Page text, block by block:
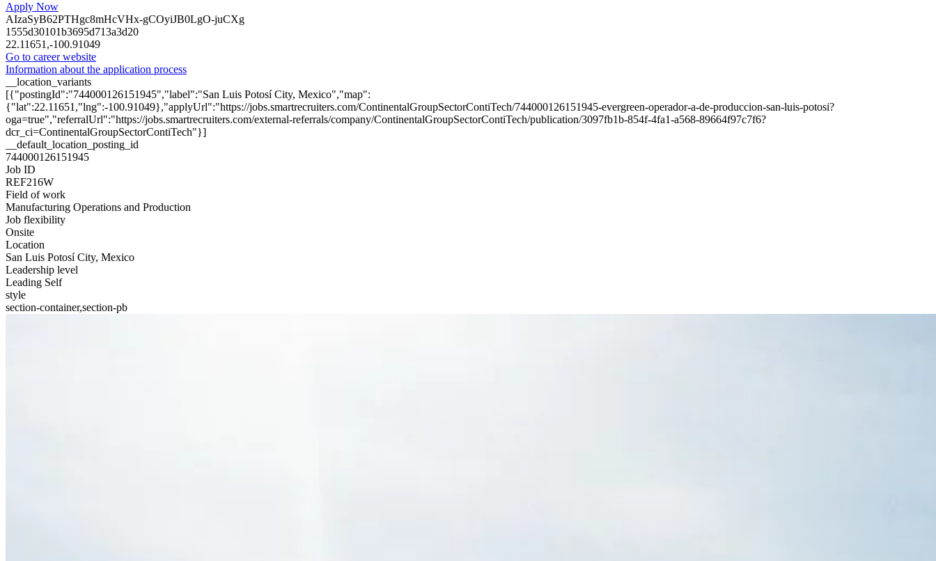
Apply Now
AIzaSyB62PTHgc8mHcVHx-gCOyiJB0LgO-juCXg
1555d30101b3695d713a3d20
22.11651,-100.91049
Go to career website
Information about the application process
__location_variants
[{"postingId":"744000126151945","label":"San Luis Potosí City, Mexico","map":
{"lat":22.11651,"lng":-100.91049},"applyUrl":"https://jobs.smartrecruiters.com/ContinentalGroupSectorContiTech/744000126151945-evergreen-operador-a-de-produccion-san-luis-potosi?
oga=true","referralUrl":"https://jobs.smartrecruiters.com/external-referrals/company/ContinentalGroupSectorContiTech/publication/3097fb1b-854f-4fa1-a568-89664f97c7f6?
dcr_ci=ContinentalGroupSectorContiTech"}]
__default_location_posting_id
744000126151945
Job ID
REF216W
Field of work
Manufacturing Operations and Production
Job flexibility
Onsite
Location
San Luis Potosí City, Mexico
Leadership level
Leading Self
style
section-container,section-pb